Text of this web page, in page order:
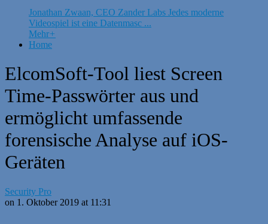
Jonathan Zwaan, CEO Zander Labs Jedes moderne
Videospiel ist eine Datenmasc ...
Mehr+
Home
ElcomSoft-Tool liest Screen
Time-Passwörter aus und
ermöglicht umfassende
forensische Analyse auf iOS-
Geräten
Security Pro
on 1. Oktober 2019 at 11:31